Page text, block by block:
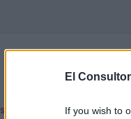
El
If you wish to
la vulva que et poden